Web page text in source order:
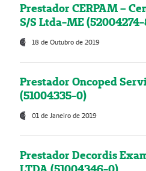
Prestador CERPAM –
S/S Ltda-ME
18 de Outubro de 2019
Prestador Oncoped
(51004335-0)
01 de Janeiro de 2019
Prestador Decordis